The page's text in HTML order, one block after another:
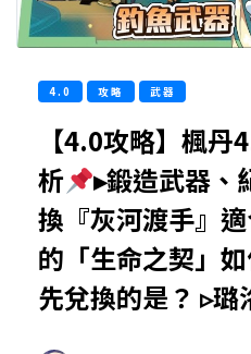
4.0 攻略 武器
【4.0攻略】楓
析
▸鍛造武器、
換『灰河渡手』
的「生命之契」
先兌換的是？ ▹璐